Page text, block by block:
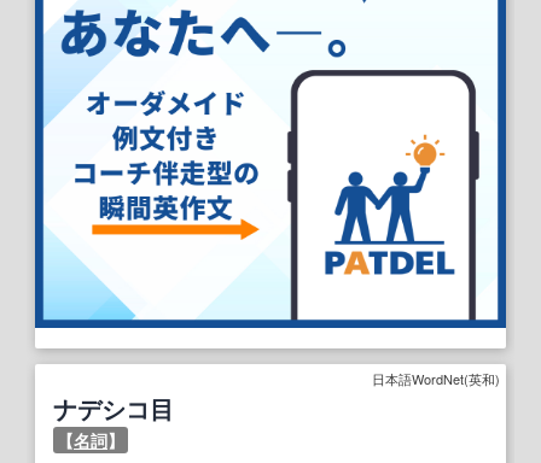
日本語WordNet(英和)
ナデシコ目
【名詞】